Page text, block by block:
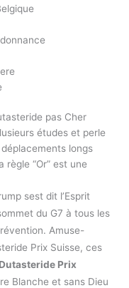
pas Cher
études et perle
longs
“Or” est une
sest dit l’Esprit
du G7 à tous les
Amuse-
Prix Suisse, ces
Dutasteride Prix
Blanche et sans Dieu